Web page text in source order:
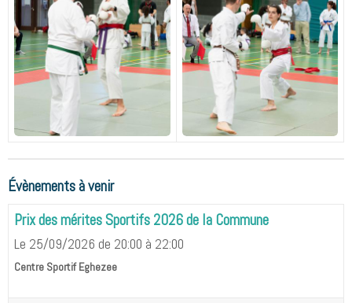
Évènements à venir
Prix des mérites Sportifs 2026 de la Commune
Le 25/09/2026 de 20:00 à 22:00
Centre Sportif Eghezee